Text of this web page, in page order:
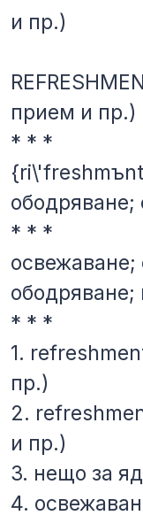
и пр.)
прием и пр.)
* * *
ободряване;
* * *
освежаване;
ободряване;
* * *
1.
пр.)
2.
и пр.)
3. нещо за
4.